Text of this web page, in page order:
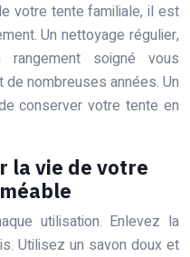
votre tente familiale, il est
Un nettoyage régulier,
soigné vous
nombreuses années. Un
conserver votre tente en
la vie de votre
utilisation. Enlevez la
Utilisez un savon doux et